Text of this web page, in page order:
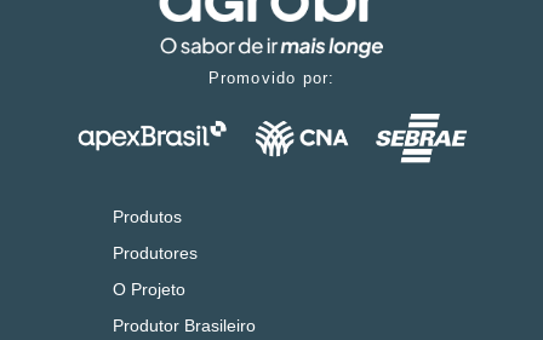
Promovido por:
Produtos
Produtores
O Projeto
Produtor Brasileiro